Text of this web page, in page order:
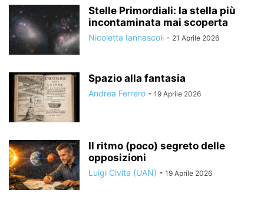
Stelle Primordiali: la stella più
incontaminata mai scoperta
Nicoletta Iannascoli - 21 Aprile 2026
Spazio alla fantasia
Andrea Ferrero - 19 Aprile 2026
Il ritmo (poco) segreto delle
opposizioni
Luigi Civita (UAN) - 19 Aprile 2026